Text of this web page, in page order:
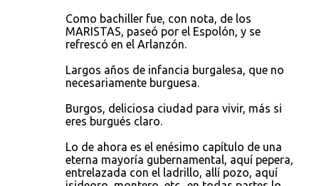
Como bachiller fue, con nota, de los
MARISTAS, paseó por el Espolón, y se
refrescó en el Arlanzón.
Largos años de infancia burgalesa, que no
necesariamente burguesa.
Burgos, deliciosa ciudad para vivir, más si
eres burgués claro.
Lo de ahora es el enésimo capítulo de una
eterna mayoría gubernamental, aquí pepera,
entrelazada con el ladrillo, allí pozo, aquí